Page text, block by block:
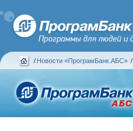
/ Новости «ПрограмБанк.АБС» /